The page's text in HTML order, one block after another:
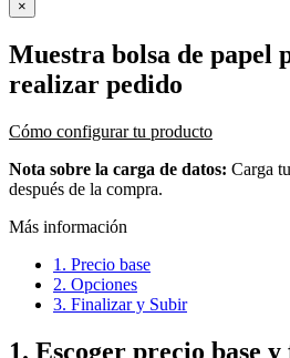
×
Muestra bolsa de papel
realizar pedido
Cómo configurar tu producto
Nota sobre la carga de datos: Carga
después de la compra.
Más información
1. Precio base
2. Opciones
3. Finalizar y Subir
1. Escoger precio base